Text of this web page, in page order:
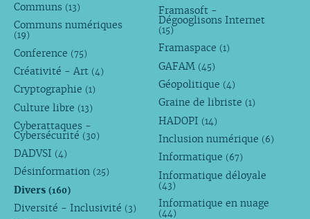
Communs (13)
Communs numériques
(19)
Conference (75)
Créativité - Art (4)
Cryptographie (1)
Culture libre (13)
Cyberattaques -
Cybersécurité (30)
DADVSI (4)
Désinformation (25)
Divers (160)
Diversité - Inclusivité (3)
Framasoft -
Dégooglisons Internet
(15)
Framaspace (1)
GAFAM (45)
Géopolitique (4)
Graine de libriste (1)
HADOPI (14)
Inclusion numérique (6)
Informatique (67)
Informatique déloyale
(43)
Informatique en nuage
(44)